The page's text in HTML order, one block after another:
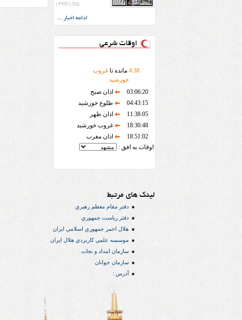
۱۳۹۴/۱/۲۵
ادامه اخبار ...
اوقات شرعی
4:38 مانده تاغروب
خورشید
03:06:20
اذان صبح
04:43:15
طلوع خورشید
11:38:05
اذان ظهر
18:30:48
غروب خورشید
18:51:02
اذان مغرب
اوقات به افق :
لینک های مرتبط
دفتر مقام معظم رهبري
دفتر رياست جمهوري
هلال احمر جمهوري اسلامي ايران
موسسه علمي كاربردي هلال ایران
سازمان امداد و نجات
سازمان جوانان
آدرس :